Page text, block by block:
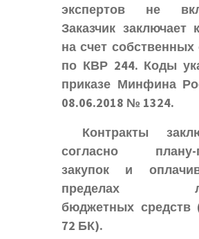
экспертов не
Заказчик заключает
на счет собственных
по КВР 244. Коды
приказе Минфина
08.06.2018 № 1324.
Контракты
согласно плану-
закупок и
пределах
бюджетных средств
72 БК).